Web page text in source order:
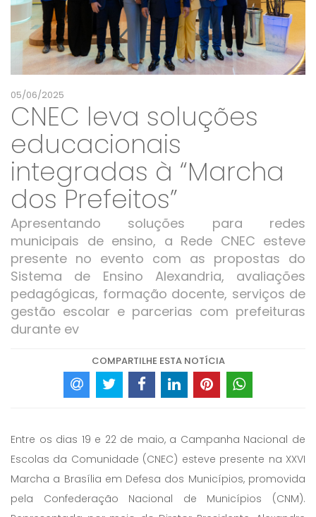
05/06/2025
CNEC leva soluções
educacionais
integradas à “Marcha
dos Prefeitos”
Apresentando soluções para redes
municipais de ensino, a Rede CNEC esteve
presente no evento com as propostas do
Sistema de Ensino Alexandria, avaliações
pedagógicas, formação docente, serviços de
gestão escolar e parcerias com prefeituras
durante ev
COMPARTILHE ESTA NOTÍCIA
Entre os dias 19 e 22 de maio, a Campanha Nacional de
Escolas da Comunidade (CNEC) esteve presente na XXVI
Marcha a Brasília em Defesa dos Municípios, promovida
pela Confederação Nacional de Municípios (CNM).